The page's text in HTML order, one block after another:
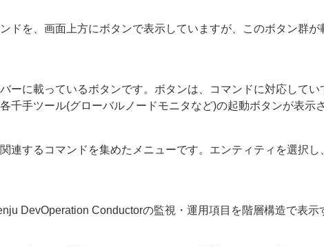
ドを、画面上方にボタンで表示していますが、このボタン群
ーに載っているボタンです。ボタンは、コマンドに対応して
千手ツール(グローバルノードモニタなど)の起動ボタンが表示
連するコマンドを集めたメニューです。エンティティを選択
DevOperation Conductorの監視・運用項目を階層構造で表示